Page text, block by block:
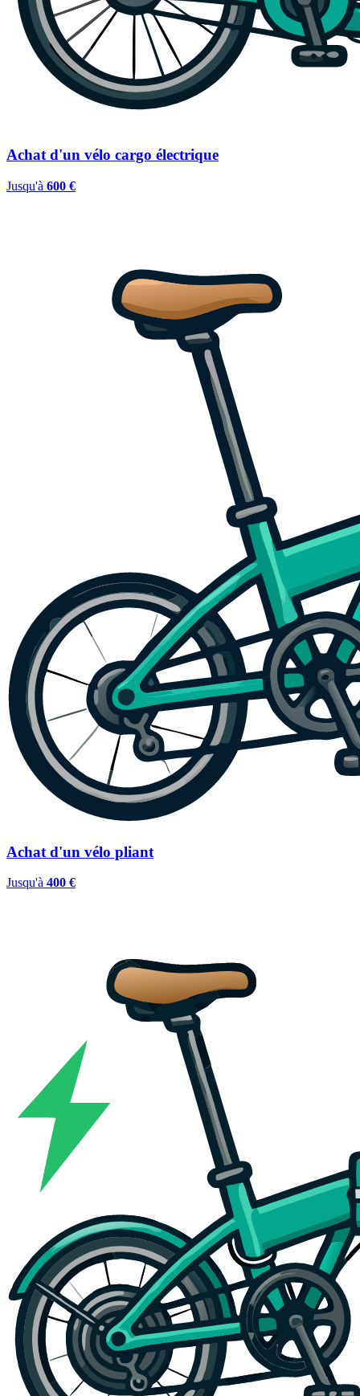
Achat d'un vélo cargo électrique
Jusqu'à 600 €
Achat d'un vélo pliant
Jusqu'à 400 €